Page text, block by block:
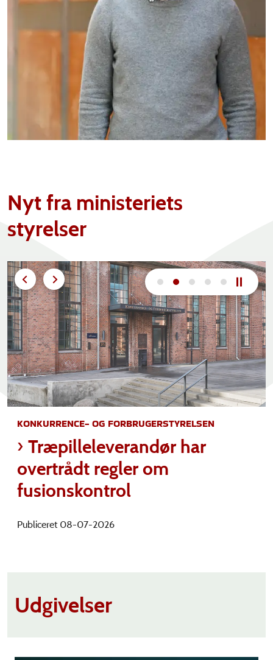
Nyt fra ministeriets
styrelser
KONKURRENCE- OG FORBRUGERSTYRELSEN
Træpilleleverandør har
overtrådt regler om
fusionskontrol
Publiceret 08-07-2026
Udgivelser